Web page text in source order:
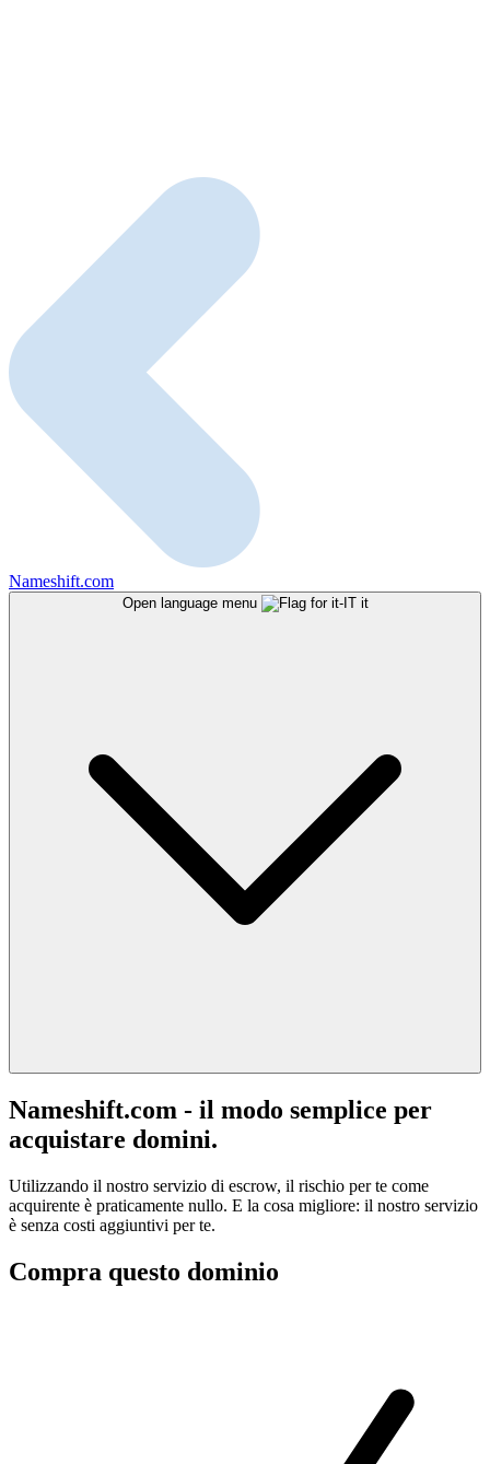
Nameshift.com
Open language menu it
Nameshift.com - il modo semplice per
acquistare domini.
Utilizzando il nostro servizio di escrow, il rischio per te come
acquirente è praticamente nullo. E la cosa migliore: il nostro servizio
è senza costi aggiuntivi per te.
Compra questo dominio